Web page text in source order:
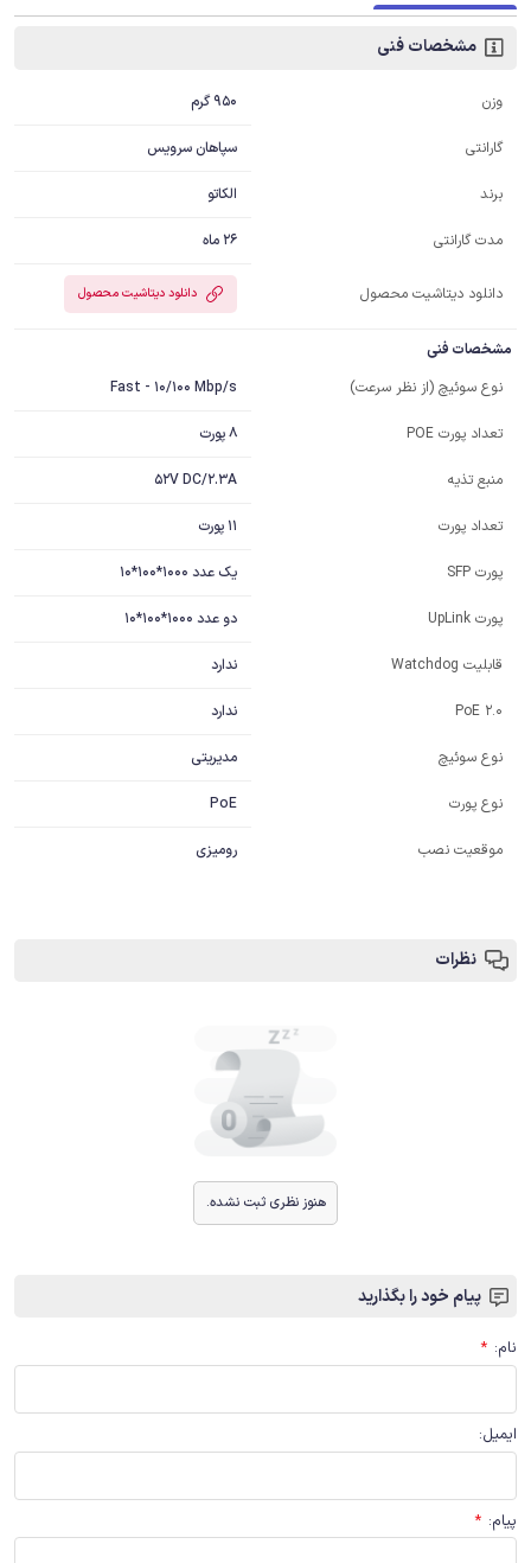
مشخصات فنی
وزن 950 گرم
گارانتی سپاهان سرویس
برند الکاتو
مدت گارانتی 26 ماه
دانلود دیتاشیت محصول دانلود دیتاشیت محصول
مشخصات فنی
نوع سوئیچ (از نظر سرعت)
Fast - 10/100 Mbp/s
تعداد پورت POE 8 پورت
منبع تذیه 52V DC/2.3A
تعداد پورت 11 پورت
پورت SFP یک عدد 1000*100*10
پورت UpLink دو عدد 1000*100*10
قابلیت Watchdog ندارد
PoE 2.0 ندارد
نوع سوئیچ مدیریتی
نوع پورت PoE
موقعیت نصب رومیزی
نظرات
هنوز نظری ثبت نشده.
پیام خود را بگذارید
نام:
*
ایمیل:
پیام:
*